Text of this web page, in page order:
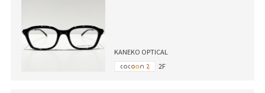
KANEKO OPTICAL
2F